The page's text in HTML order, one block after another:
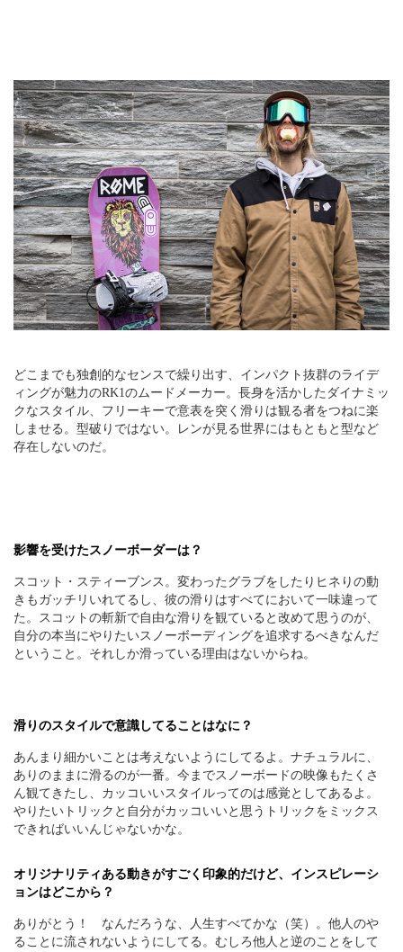
どこまでも独創的なセンスで繰り出す、インパクト抜群のライデ
ィングが魅力のRK1のムードメーカー。長身を活かしたダイナミッ
クなスタイル、フリーキーで意表を突く滑りは観る者をつねに楽
しませる。型破りではない。レンが見る世界にはもともと型など
存在しないのだ。
影響を受けたスノーボーダーは？
スコット・スティーブンス。変わったグラブをしたりヒネりの動
きもガッチリいれてるし、彼の滑りはすべてにおいて一味違って
た。スコットの斬新で自由な滑りを観ていると改めて思うのが、
自分の本当にやりたいスノーボーディングを追求するべきなんだ
ということ。それしか滑っている理由はないからね。
滑りのスタイルで意識してることはなに？
あんまり細かいことは考えないようにしてるよ。ナチュラルに、
ありのままに滑るのが一番。今までスノーボードの映像もたくさ
ん観てきたし、カッコいいスタイルってのは感覚としてあるよ。
やりたいトリックと自分がカッコいいと思うトリックをミックス
できればいいんじゃないかな。
オリジナリティある動きがすごく印象的だけど、インスピレーシ
ョンはどこから？
ありがとう！ なんだろうな、人生すべてかな（笑）。他人のや
ることに流されないようにしてる。むしろ他人と逆のことをして